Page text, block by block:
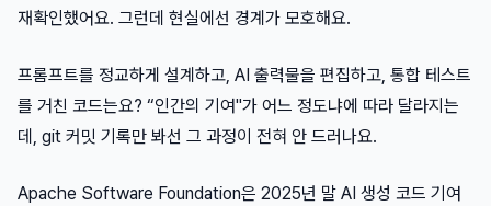
재확인했어요. 그런데 현실에선 경계가 모호해요.
프롬프트를 정교하게 설계하고, AI 출력물을 편집하고, 통합 테스트
를 거친 코드는요? “인간의 기여"가 어느 정도냐에 따라 달라지는
데, git 커밋 기록만 봐선 그 과정이 전혀 안 드러나요.
Apache Software Foundation은 2025년 말 AI 생성 코드 기여